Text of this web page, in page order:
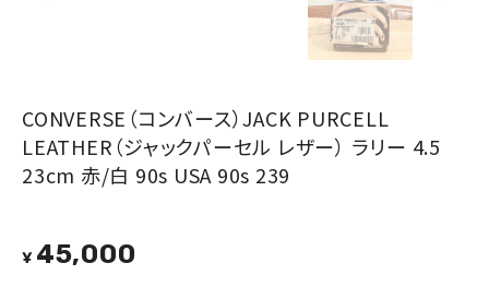
CONVERSE（コンバース）JACK PURCELL
LEATHER（ジャックパーセル レザー） ラリー 4.5
23cm 赤/白 90s USA 90s 239
¥ 45,000